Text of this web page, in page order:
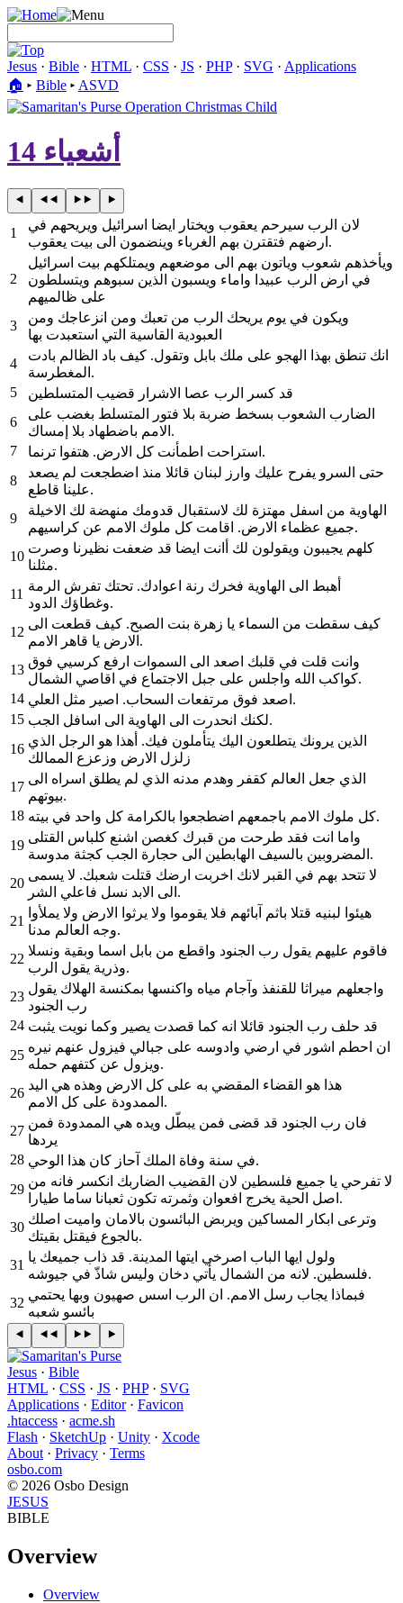
Jesus · Bible · HTML · CSS · JS · PHP· SVG · Applications
🏠︎ ▸ Bible ▸ ASVD
أشعياء 14
1
لان الرب سيرحم يعقوب ويختار ايضا اسرائيل ويريحهم في
ارضهم فتقترن بهم الغرباء وينضمون الى بيت يعقوب.
2
ويأخذهم شعوب وياتون بهم الى موضعهم ويمتلكهم بيت اسرائيل
في ارض الرب عبيدا واماء ويسبون الذين سبوهم ويتسلطون
على ظالميهم
3
ويكون في يوم يريحك الرب من تعبك ومن انزعاجك ومن
العبودية القاسية التي استعبدت بها
4
انك تنطق بهذا الهجو على ملك بابل وتقول. كيف باد الظالم بادت
المغطرسة.
5
قد كسر الرب عصا الاشرار قضيب المتسلطين
6
الضارب الشعوب بسخط ضربة بلا فتور المتسلط بغضب على
الامم باضطهاد بلا إمساك.
7
استراحت اطمأنت كل الارض. هتفوا ترنما.
8
حتى السرو يفرح عليك وارز لبنان قائلا منذ اضطجعت لم يصعد
علينا قاطع.
9
الهاوية من اسفل مهتزة لك لاستقبال قدومك منهضة لك الاخيلة
جميع عظماء الارض. اقامت كل ملوك الامم عن كراسيهم.
10
كلهم يجيبون ويقولون لك أانت ايضا قد ضعفت نظيرنا وصرت
مثلنا.
11
أهبط الى الهاوية فخرك رنة اعوادك. تحتك تفرش الرمة
وغطاؤك الدود.
12
كيف سقطت من السماء يا زهرة بنت الصبح. كيف قطعت الى
الارض يا قاهر الامم.
13
وانت قلت في قلبك اصعد الى السموات ارفع كرسيي فوق
كواكب الله واجلس على جبل الاجتماع في اقاصي الشمال.
14
اصعد فوق مرتفعات السحاب. اصير مثل العلي.
15
لكنك انحدرت الى الهاوية الى اسافل الجب.
16
الذين يرونك يتطلعون اليك يتأملون فيك. أهذا هو الرجل الذي
زلزل الارض وزعزع الممالك
17
الذي جعل العالم كقفر وهدم مدنه الذي لم يطلق اسراه الى
بيوتهم.
18
كل ملوك الامم باجمعهم اضطجعوا بالكرامة كل واحد في بيته.
19
واما انت فقد طرحت من قبرك كغصن اشنع كلباس القتلى
المضروبين بالسيف الهابطين الى حجارة الجب كجثة مدوسة.
20
لا تتحد بهم في القبر لانك اخربت ارضك قتلت شعبك. لا يسمى
الى الابد نسل فاعلي الشر.
21
هيئوا لبنيه قتلا باثم آبائهم فلا يقوموا ولا يرثوا الارض ولا يملأوا
وجه العالم مدنا.
22
فاقوم عليهم يقول رب الجنود واقطع من بابل اسما وبقية ونسلا
وذرية يقول الرب.
23
واجعلهم ميراثا للقنفذ وآجام مياه واكنسها بمكنسة الهلاك يقول
رب الجنود
24 قد حلف رب الجنود قائلا انه كما قصدت يصير وكما نويت يثبت
25
ان احطم اشور في ارضي وادوسه على جبالي فيزول عنهم نيره
ويزول عن كتفهم حمله.
26
هذا هو القضاء المقضي به على كل الارض وهذه هي اليد
الممدودة على كل الامم.
27
فان رب الجنود قد قضى فمن يبطّل ويده هي الممدودة فمن
يردها
28
في سنة وفاة الملك آحاز كان هذا الوحي.
29
لا تفرحي يا جميع فلسطين لان القضيب الضاربك انكسر فانه من
اصل الحية يخرج افعوان وثمرته تكون ثعبانا ساما طيارا.
30
وترعى ابكار المساكين ويربض البائسون بالامان واميت اصلك
بالجوع فيقتل بقيتك.
31
ولول ايها الباب اصرخي ايتها المدينة. قد ذاب جميعك يا
فلسطين. لانه من الشمال يأتي دخان وليس شاذّ في جيوشه.
32
فبماذا يجاب رسل الامم. ان الرب اسس صهيون وبها يحتمي
بائسو شعبه
Jesus · Bible
HTML · CSS · JS · PHP· SVG
Applications · Editor· Favicon
.htaccess · acme.sh
Flash · SketchUp · Unity · Xcode
About · Privacy · Terms
osbo.com
© 2026 Osbo Design
JESUS
BIBLE
Overview
Overview